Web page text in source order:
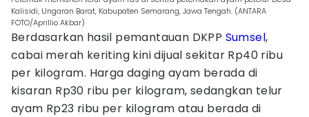
Kalisidi, Ungaran Barat, Kabupaten Semarang, Jawa Tengah. (ANTARA
FOTO/Aprillio Akbar)
Berdasarkan hasil pemantauan DKPP Sumsel,
cabai merah keriting kini dijual sekitar Rp40 ribu
per kilogram. Harga daging ayam berada di
kisaran Rp30 ribu per kilogram, sedangkan telur
ayam Rp23 ribu per kilogram atau berada di